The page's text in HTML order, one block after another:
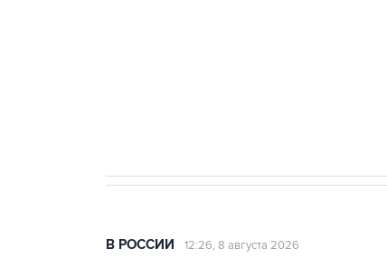
В РОССИИ 12:26, 8 августа 2026